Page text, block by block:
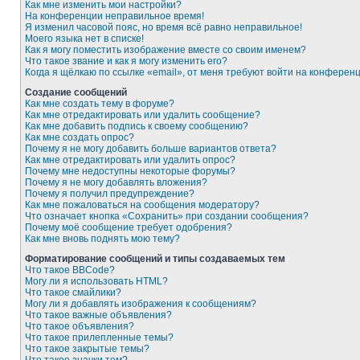
Как мне изменить мои настройки?
На конференции неправильное время!
Я изменил часовой пояс, но время всё равно неправильное!
Моего языка нет в списке!
Как я могу поместить изображение вместе со своим именем?
Что такое звание и как я могу изменить его?
Когда я щёлкаю по ссылке «email», от меня требуют войти на
Создание сообщений
Как мне создать тему в форуме?
Как мне отредактировать или удалить сообщение?
Как мне добавить подпись к своему сообщению?
Как мне создать опрос?
Почему я не могу добавить больше вариантов ответа?
Как мне отредактировать или удалить опрос?
Почему мне недоступны некоторые форумы?
Почему я не могу добавлять вложения?
Почему я получил предупреждение?
Как мне пожаловаться на сообщения модератору?
Что означает кнопка «Сохранить» при создании сообщения?
Почему моё сообщение требует одобрения?
Как мне вновь поднять мою тему?
Форматирование сообщений и типы создаваемых тем
Что такое BBCode?
Могу ли я использовать HTML?
Что такое смайлики?
Могу ли я добавлять изображения к сообщениям?
Что такое важные объявления?
Что такое объявления?
Что такое прилепленные темы?
Что такое закрытые темы?